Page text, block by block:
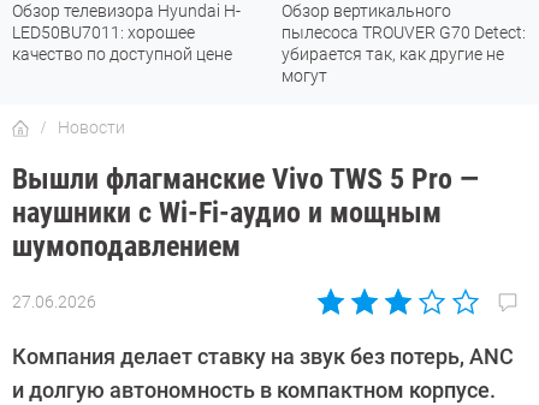
Обзор телевизора Hyundai H-
LED50BU7011: хорошее
качество по доступной цене
Обзор вертикального
пылесоса TROUVER G70 Detect:
убирается так, как другие не
могут
Новости
Вышли флагманские Vivo TWS 5 Pro —
наушники с Wi-Fi-аудио и мощным
шумоподавлением
27.06.2026
Автор:
Довлатова
Компания делает ставку на звук без потерь, ANC
и долгую автономность в компактном корпусе.